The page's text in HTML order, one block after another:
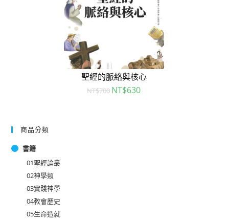
聖經的脈絡與核心
NT$700 NT$630
商品分類
書籍
01聖經論叢
02神學類
03實踐神學
04教會歷史
05生命造就